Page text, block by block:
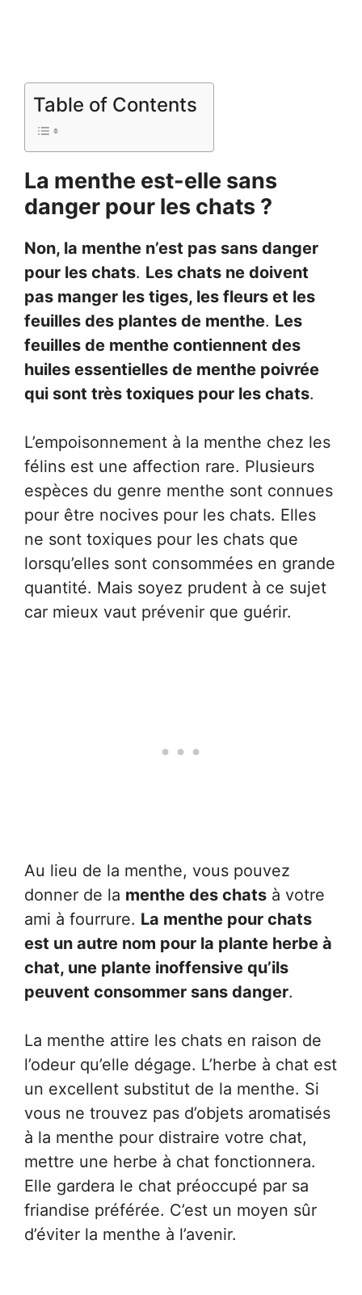
Table of Contents
La menthe est-elle sans
danger pour les chats ?
Non, la menthe n’est pas sans danger
pour les chats. Les chats ne doivent
pas manger les tiges, les fleurs et les
feuilles des plantes de menthe. Les
feuilles de menthe contiennent des
huiles essentielles de menthe poivrée
qui sont très toxiques pour les chats.
L’empoisonnement à la menthe chez les
félins est une affection rare. Plusieurs
espèces du genre menthe sont connues
pour être nocives pour les chats. Elles
ne sont toxiques pour les chats que
lorsqu’elles sont consommées en grande
quantité. Mais soyez prudent à ce sujet
car mieux vaut prévenir que guérir.
Au lieu de la menthe, vous pouvez
donner de la menthe des chats à votre
ami à fourrure. La menthe pour chats
est un autre nom pour la plante herbe à
chat, une plante inoffensive qu’ils
peuvent consommer sans danger.
La menthe attire les chats en raison de
l’odeur qu’elle dégage. L’herbe à chat est
un excellent substitut de la menthe. Si
vous ne trouvez pas d’objets aromatisés
à la menthe pour distraire votre chat,
mettre une herbe à chat fonctionnera.
Elle gardera le chat préoccupé par sa
friandise préférée. C’est un moyen sûr
d’éviter la menthe à l’avenir.